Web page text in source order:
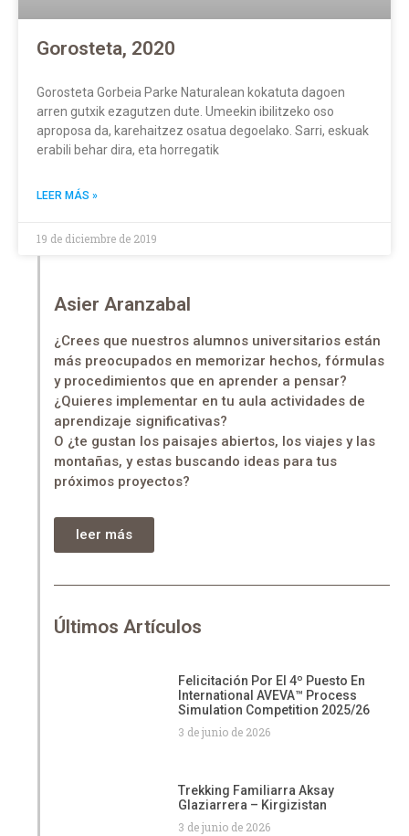
Gorosteta, 2020
Gorosteta Gorbeia Parke Naturalean kokatuta dagoen
arren gutxik ezagutzen dute. Umeekin ibilitzeko oso
aproposa da, karehaitzez osatua degoelako. Sarri, eskuak
erabili behar dira, eta horregatik
LEER MÁS »
19 de diciembre de 2019
Asier Aranzabal
¿Crees que nuestros alumnos universitarios están
más preocupados en memorizar hechos, fórmulas
y procedimientos que en aprender a pensar?
¿Quieres implementar en tu aula actividades de
aprendizaje significativas?
O ¿te gustan los paisajes abiertos, los viajes y las
montañas, y estas buscando ideas para tus
próximos proyectos?
leer más
Últimos Artículos
Felicitación Por El 4º Puesto En
International AVEVA™ Process
Simulation Competition 2025/26
3 de junio de 2026
Trekking Familiarra Aksay
Glaziarrera – Kirgizistan
3 de junio de 2026